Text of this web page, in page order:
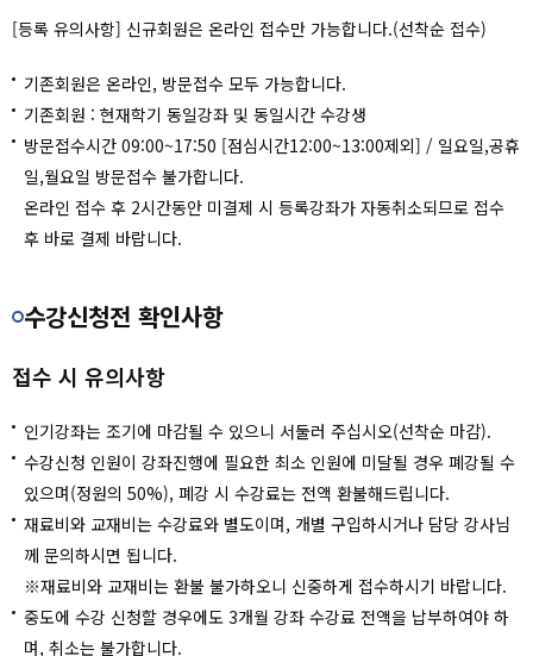
회원메뉴
사이트도우미
청소년상담복지센터
천천청소년청년센터
권선배움마루
할인안내
[등록 유의사항] 신규회원은 온라인 접수만 가능합니다.(선착순 접수)
기존회원은 온라인, 방문접수 모두 가능합니다.
기존회원 : 현재학기 동일강좌 및 동일시간 수강생
방문접수시간 09:00~17:50 [점심시간12:00~13:00제외] / 일요일,공휴
일,월요일 방문접수 불가합니다.
온라인 접수 후 2시간동안 미결제 시 등록강좌가 자동취소되므로 접수
후 바로 결제 바랍니다.
수강신청전 확인사항
접수 시 유의사항
인기강좌는 조기에 마감될 수 있으니 서둘러 주십시오(선착순 마감).
수강신청 인원이 강좌진행에 필요한 최소 인원에 미달될 경우 폐강될 수
있으며(정원의 50%), 폐강 시 수강료는 전액 환불해드립니다.
재료비와 교재비는 수강료와 별도이며, 개별 구입하시거나 담당 강사님
께 문의하시면 됩니다.
※재료비와 교재비는 환불 불가하오니 신중하게 접수하시기 바랍니다.
중도에 수강 신청할 경우에도 3개월 강좌 수강료 전액을 납부하여야 하
며, 취소는 불가합니다.